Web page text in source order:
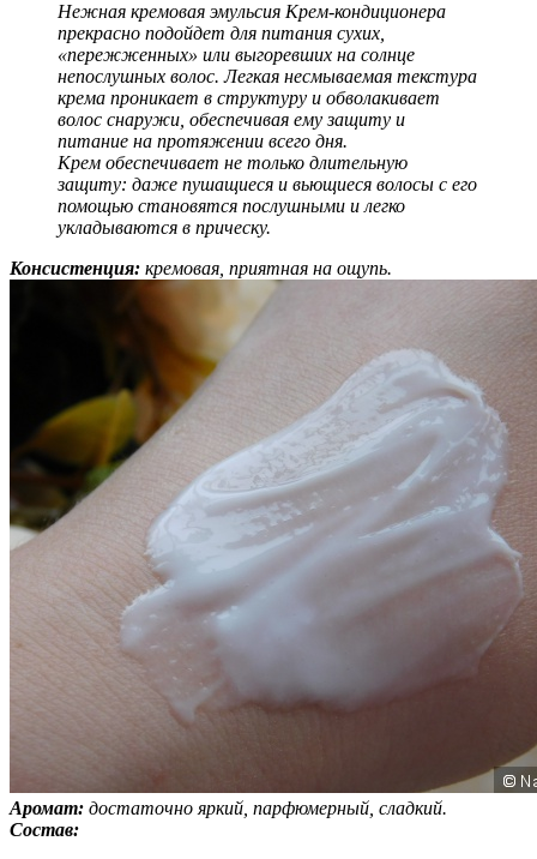
Нежная кремовая эмульсия Крем-кондиционера
прекрасно подойдет для питания сухих,
«пережженных» или выгоревших на солнце
непослушных волос. Легкая несмываемая текстура
крема проникает в структуру и обволакивает
волос снаружи, обеспечивая ему защиту и
питание на протяжении всего дня.
Крем обеспечивает не только длительную
защиту: даже пушащиеся и вьющиеся волосы с его
помощью становятся послушными и легко
укладываются в прическу.
Консистенция: кремовая, приятная на ощупь.
Аромат: достаточно яркий, парфюмерный, сладкий.
Состав: